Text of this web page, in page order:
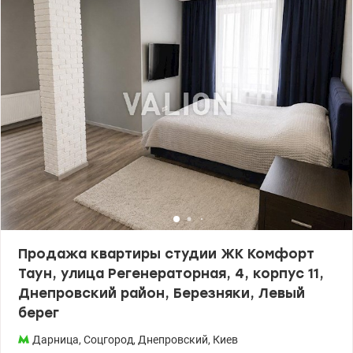
отопления в комплексе ЖК КОМФОРТ+ класса на берегу Днепра
с открытой набережной и оборудованными зонами отдыха,
прогулок, спорта. Закрытая территория, уютные входные группы,
консьерж-сервис, видеонаблюдение и охрана 24/7. Подземные
и гостевые паркинги, укрытия. Пешком до м. Левобережная – 10
мин. До центра Киева – 15 минут на авто. На территории ЖК и в
микрорайоне развита инфраструктура - салоны красоты,
медицинские учреждения, аптеки, школы, детские сады,
отделения банков, рестораны и кофейни на любой вкус,
супермаркеты (Новус, АТБ, Сильпо), спорткомплексы, фитнес-
клуб, МВЦ, Яхт-клуб, хит. Звоните (или пишите Viber/Telegram)
для предварительной записи на просмотр и убедитесь сами, что
это лучшее предложение в ЖК Русановская Гавань. Переуступку
платим. Цена 136 000 у.е. Марина, тел.: 063 392 35 35
valion.ua/1155074
Продажа квартиры студии ЖК Комфорт
Таун, улица Регенераторная, 4, корпус 11,
Днепровский район, Березняки, Левый
берег
Дарница, Соцгород, Днепровский, Киев